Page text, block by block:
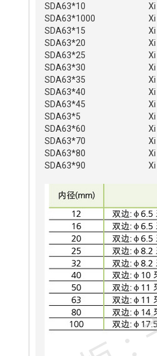
SDA63*10
SDA63*1000
SDA63*15
SDA63*20
SDA63*25
SDA63*30
SDA63*35
SDA63*40
SDA63*45
SDA63*5
SDA63*60
SDA63*70
SDA63*80
SDA63*90